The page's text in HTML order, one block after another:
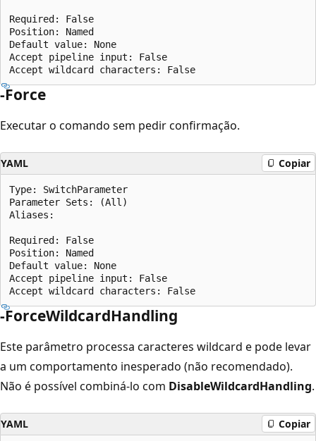
Required: False
Position: Named
Default value: None
Accept pipeline input: False
-Force
Executar o comando sem pedir confirmação.
YAML Copiar
Type: SwitchParameter
Parameter Sets: (All)
Aliases:
Required: False
Position: Named
Default value: None
Accept pipeline input: False
-ForceWildcardHandling
Este parâmetro processa caracteres wildcard e pode levar
a um comportamento inesperado (não recomendado).
Não é possível combiná-lo com DisableWildcardHandling.
YAML Copiar